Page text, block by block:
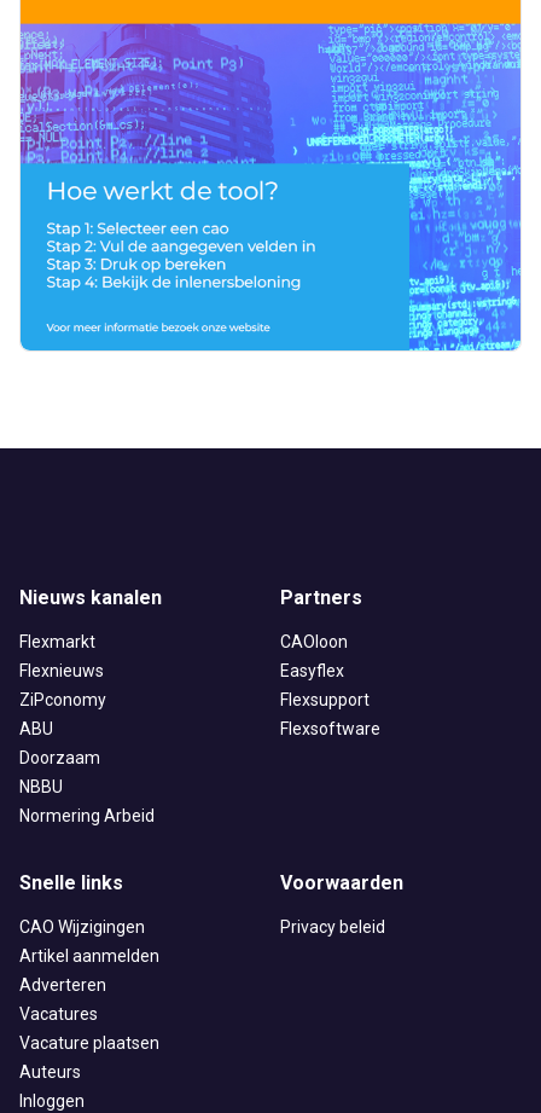
Nieuws kanalen
Flexmarkt
Flexnieuws
ZiPconomy
ABU
Doorzaam
NBBU
Normering Arbeid
Partners
CAOloon
Easyflex
Flexsupport
Flexsoftware
Snelle links
CAO Wijzigingen
Artikel aanmelden
Adverteren
Vacatures
Vacature plaatsen
Auteurs
Inloggen
Voorwaarden
Privacy beleid